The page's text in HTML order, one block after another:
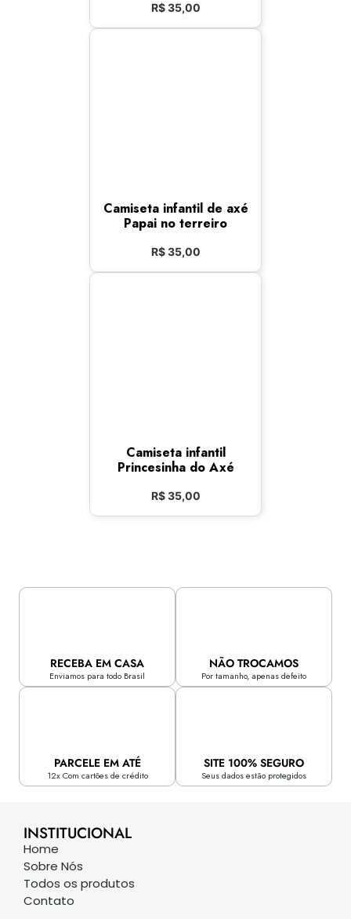
R$35,00
Camiseta infantil de axé
Papai no terreiro
R$35,00
Camiseta infantil
Princesinha do Axé
R$35,00
RECEBA EM CASA
Enviamos para todo Brasil
NÃO TROCAMOS
Por tamanho, apenas defeito
PARCELE EM ATÉ
12x Com cartões de crédito
SITE 100% SEGURO
Seus dados estão protegidos
INSTITUCIONAL
Home
Sobre Nós
Todos os produtos
Contato